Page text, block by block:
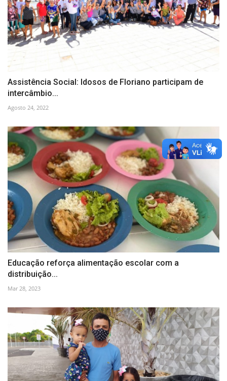
Assistência Social: Idosos de Floriano participam de
intercâmbio...
Agosto 24, 2022
Educação reforça alimentação escolar com a
distribuição...
Mar 28, 2023